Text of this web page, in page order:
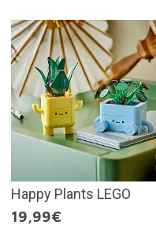
Happy Plants LEGO
19,99€